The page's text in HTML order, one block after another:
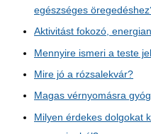
egészséges
Aktivitást fokozó,
Mennyire ismeri a teste
Mire jó a rózsalekvár?
Magas vérnyomásra
Milyen érdekes dolgokat